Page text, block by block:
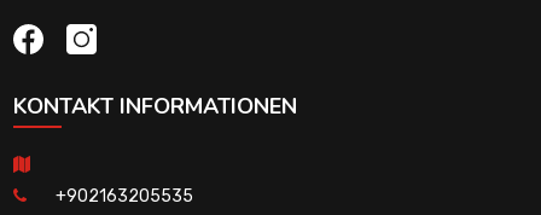
KONTAKT INFORMATIONEN
+902163205535